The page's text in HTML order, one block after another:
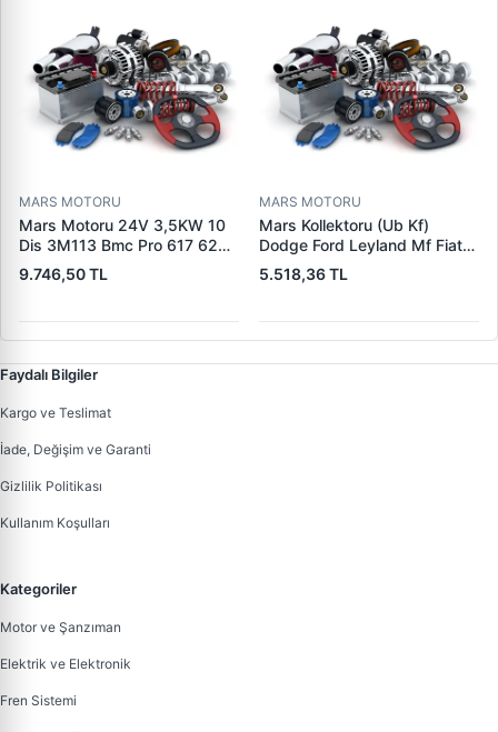
MARS MOTORU
Mars Motoru 24V 3,5KW 10
Dis 3M113 Bmc Pro 617 620
(619 240 36 619 240 46
Yerine) | LUCAS 619 241 46
9.746,50 TL
MARS MOTORU
Mars Kollektoru (Ub Kf)
Dodge Ford Leyland Mf Fiat
Trans | MAKO 72313941 |
OEM 72313941
5.518,36 TL
Faydalı Bilgiler
Kargo ve Teslimat
İade, Değişim ve Garanti
Gizlilik Politikası
Kullanım Koşulları
Kategoriler
Motor ve Şanzıman
Elektrik ve Elektronik
Fren Sistemi